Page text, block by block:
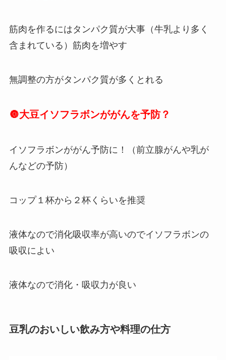
筋肉を作るにはタンパク質が大事（牛乳より多く
含まれている）筋肉を増やす
無調整の方がタンパク質が多くとれる
🔘大豆イソフラボンががんを予防？
イソフラボンががん予防に！（前立腺がんや乳が
んなどの予防）
コップ１杯から２杯くらいを推奨
液体なので消化吸収率が高いのでイソフラボンの
吸収によい
液体なので消化・吸収力が良い
豆乳のおいしい飲み方や料理の仕方